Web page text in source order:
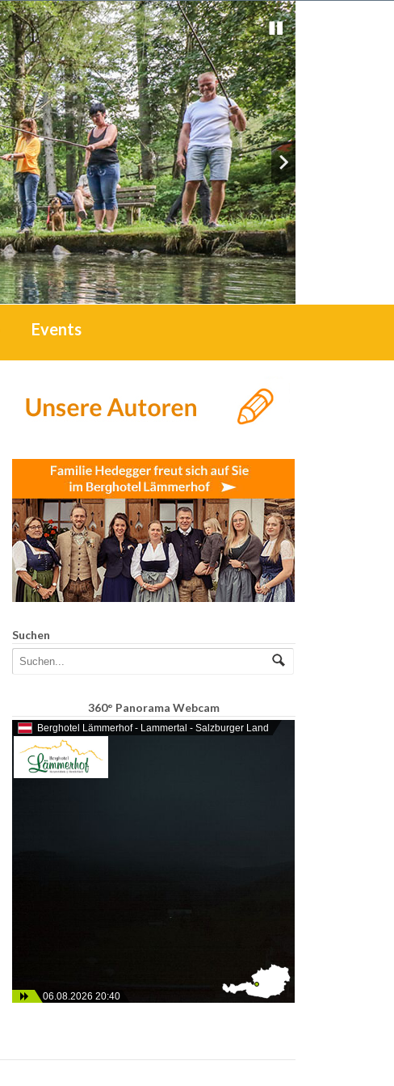
Events
Suchen
360° Panorama Webcam
Berghotel Lämmerhof - Lammertal - Salzburger Land
06.08.2026 20:40